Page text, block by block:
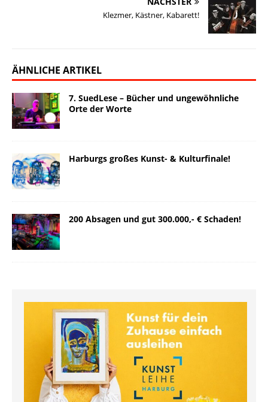
Klezmer, Kästner, Kabarett!
ÄHNLICHE ARTIKEL
7. SuedLese – Bücher und ungewöhnliche
Orte der Worte
Harburgs großes Kunst- & Kulturfinale!
200 Absagen und gut 300.000,- € Schaden!